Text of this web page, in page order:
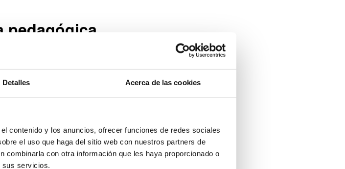
Detalles Acerca de las cookies
contenido y los anuncios, ofrecer funciones de redes sociales
el uso que haga del sitio web con nuestros partners de
combinarla con otra información que les haya proporcionado o
sus servicios.
pedagógica
a 9 años, fue
de la ciudad
de que, si el
perdiendo la
Tomm Moore, director
propuesta
a través de una
Edición:Aulafilm
Guía pedagógica original:
Etiquetas asociadas:
ecologismo